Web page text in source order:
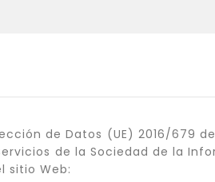
de Datos (UE) 2016/679
de la Sociedad de la
sitio Web: